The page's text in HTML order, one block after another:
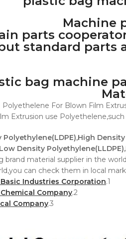
Machine
parts
standard parts
Polyethelene For Blown Film
Extrusion use Polyethelene,such
Density
brand material supplier in the
can check them in local
1.
Industries Corporation
2.
Company
3.
Company